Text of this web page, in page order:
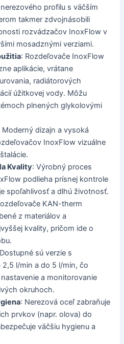
profilu s väčším
takmer zdvojnásobili
rozvádzačov InoxFlow v
mosadznými verziami.
: Rozdeľovače InoxFlow
aplikácie, vrátane
radiátorových
úžitkovej vody. Môžu
plnených glykolovými
Moderný dizajn a vysoká
InoxFlow vizuálne
Kvality: Výrobný proces
podlieha prísnej kontrole
spoľahlivosť a dlhú životnosť.
KAN-therm
z materiálov a
kvality, pričom ide o
sú verzie s
l/min a do 5 l/min, čo
a monitorovanie
okruhoch.
: Nerezová oceľ zabraňuje
prvkov (napr. olova) do
väčšiu hygienu a